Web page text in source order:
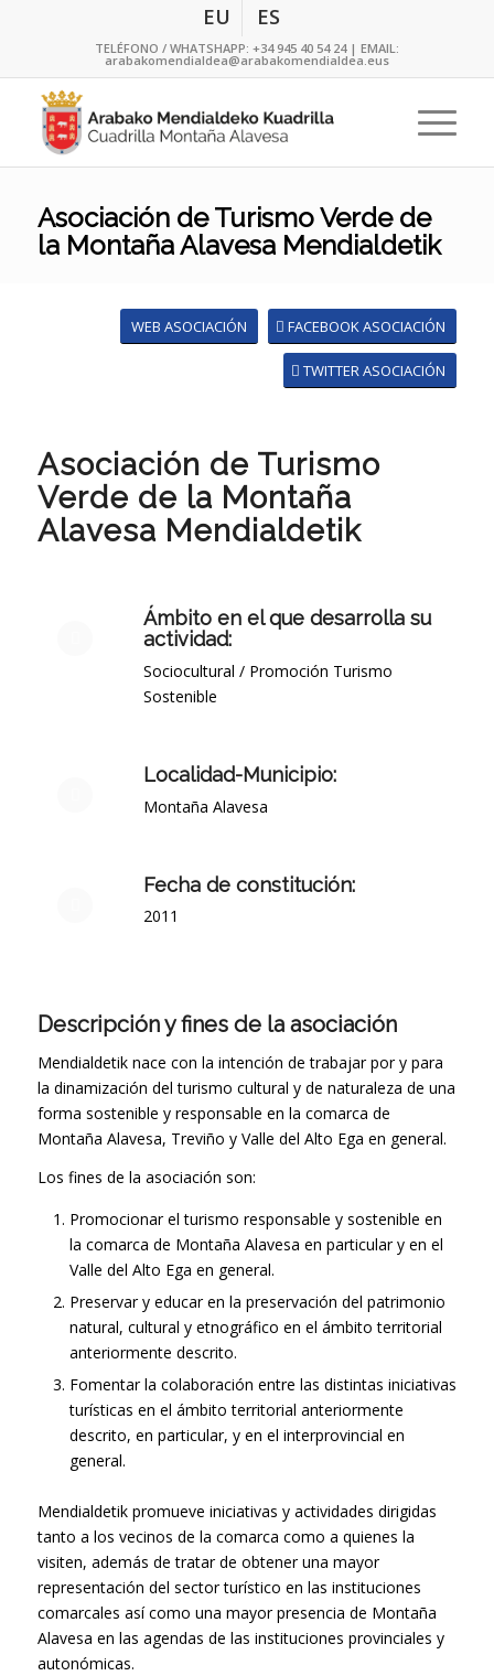
EU ES
TELÉFONO / WHATSHAPP: +34 945 40 54 24| EMAIL:
arabakomendialdea@arabakomendialdea.eus
Asociación de Turismo Verde de
la Montaña Alavesa Mendialdetik
WEB ASOCIACIÓN FACEBOOK ASOCIACIÓN
TWITTER ASOCIACIÓN
Asociación de Turismo
Verde de la Montaña
Alavesa Mendialdetik
Ámbito en el que desarrolla su
actividad:
Sociocultural / Promoción Turismo
Sostenible
Localidad-Municipio:
Montaña Alavesa
Fecha de constitución:
2011
Descripción y fines de la asociación
Mendialdetik nace con la intención de trabajar por y para
la dinamización del turismo cultural y de naturaleza de una
forma sostenible y responsable en la comarca de
Montaña Alavesa, Treviño y Valle del Alto Ega en general.
Los fines de la asociación son:
Promocionar el turismo responsable y sostenible en
la comarca de Montaña Alavesa en particular y en el
Valle del Alto Ega en general.
Preservar y educar en la preservación del patrimonio
natural, cultural y etnográfico en el ámbito territorial
anteriormente descrito.
Fomentar la colaboración entre las distintas iniciativas
turísticas en el ámbito territorial anteriormente
descrito, en particular, y en el interprovincial en
general.
Mendialdetik promueve iniciativas y actividades dirigidas
tanto a los vecinos de la comarca como a quienes la
visiten, además de tratar de obtener una mayor
representación del sector turístico en las instituciones
comarcales así como una mayor presencia de Montaña
Alavesa en las agendas de las instituciones provinciales y
autonómicas.